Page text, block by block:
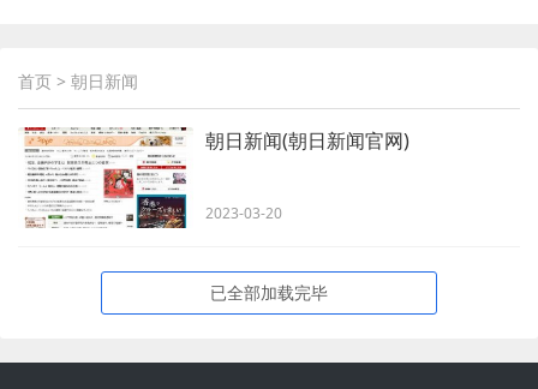
首页 > 朝日新闻
朝日新闻(朝日新闻官网)
2023-03-20
已全部加载完毕